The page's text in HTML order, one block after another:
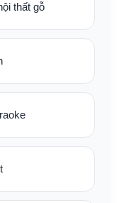
thất gỗ